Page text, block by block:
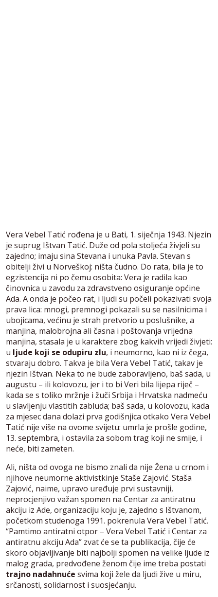
Vera Vebel Tatić rođena je u Bati, 1. siječnja 1943. Njezin
je suprug Ištvan Tatić. Duže od pola stoljeća živjeli su
zajedno; imaju sina Stevana i unuka Pavla. Stevan s
obitelji živi u Norveškoj: ništa čudno. Do rata, bila je to
egzistencija ni po čemu osobita: Vera je radila kao
činovnica u zavodu za zdravstveno osiguranje općine
Ada. A onda je počeo rat, i ljudi su počeli pokazivati svoja
prava lica: mnogi, premnogi pokazali su se nasilnicima i
ubojicama, većinu je strah pretvorio u poslušnike, a
manjina, malobrojna ali časna i poštovanja vrijedna
manjina, stasala je u karaktere zbog kakvih vrijedi živjeti:
u ljude koji se odupiru zlu, i neumorno, kao ni iz čega,
stvaraju dobro. Takva je bila Vera Vebel Tatić, takav je
njezin Ištvan. Neka to ne bude zaboravljeno, baš sada, u
augustu – ili kolovozu, jer i to bi Veri bila lijepa riječ –
kada se s toliko mržnje i žuči Srbija i Hrvatska nadmeću
u slavljenju vlastitih zabluda; baš sada, u kolovozu, kada
za mjesec dana dolazi prva godišnjica otkako Vera Vebel
Tatić nije više na ovome svijetu: umrla je prošle godine,
13. septembra, i ostavila za sobom trag koji ne smije, i
neće, biti zameten.
Ali, ništa od ovoga ne bismo znali da nije Žena u crnom i
njihove neumorne aktivistkinje Staše Zajović. Staša
Zajović, naime, upravo uređuje prvi sustavniji,
neprocjenjivo važan spomen na Centar za antiratnu
akciju iz Ade, organizaciju koju je, zajedno s Ištvanom,
početkom studenoga 1991. pokrenula Vera Vebel Tatić.
“Pamtimo antiratni otpor – Vera Vebel Tatić i Centar za
antiratnu akciju Ada” zvat će se ta publikacija, čije će
skoro objavljivanje biti najbolji spomen na velike ljude iz
malog grada, predvođene ženom čije ime treba postati
trajno nadahnuće svima koji žele da ljudi žive u miru,
srčanosti, solidarnost i suosjećanju.